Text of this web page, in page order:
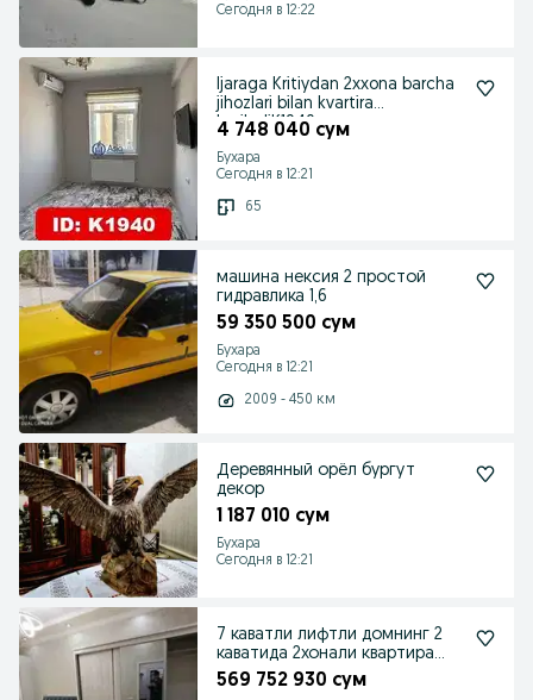
Сегодня в 12:22
Ijaraga Kritiydan 2xxona barcha
jihozlari bilan kvartira
beriladiK1940
4 748 040 сум
Бухара
Сегодня в 12:21
65
машина нексия 2 простой
гидравлика 1,6
59 350 500 сум
Бухара
Сегодня в 12:21
2009 - 450 км
Деревянный орёл бургут
декор
1 187 010 сум
Бухара
Сегодня в 12:21
7 каватли лифтли домнинг 2
каватида 2хонали квартира
сотилади
569 752 930 сум